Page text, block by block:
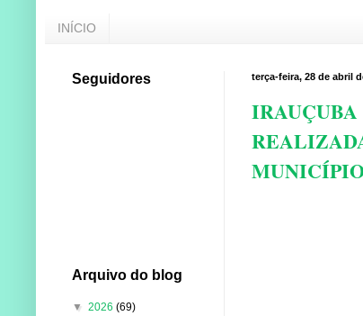
INÍCIO
terça-feira, 28 de abril
IRAUÇUBA
Seguidores
Arquivo do blog
▼ 2026 (69)